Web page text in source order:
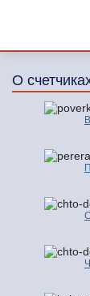
О